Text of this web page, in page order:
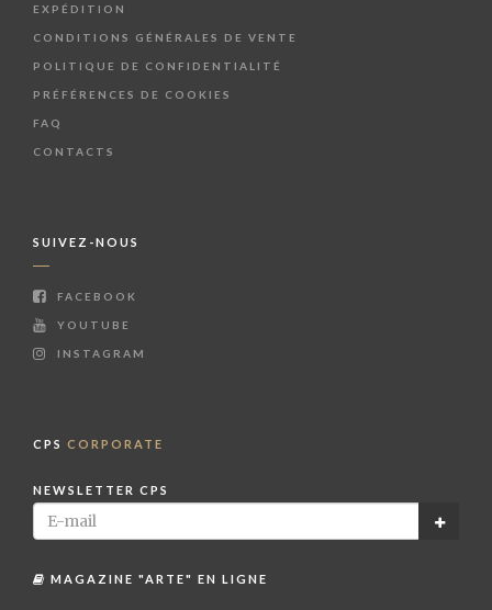
EXPÉDITION
CONDITIONS GÉNÉRALES DE VENTE
POLITIQUE DE CONFIDENTIALITÉ
PRÉFÉRENCES DE COOKIES
FAQ
CONTACTS
SUIVEZ-NOUS
FACEBOOK
YOUTUBE
INSTAGRAM
CPS CORPORATE
NEWSLETTER CPS
MAGAZINE "ARTE" EN LIGNE